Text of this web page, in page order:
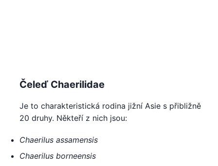
Čeleď Chaerilidae
Je to charakteristická rodina jižní Asie s přibližně
20 druhy. Někteří z nich jsou:
Chaerilus assamensis
Chaerilus borneensis